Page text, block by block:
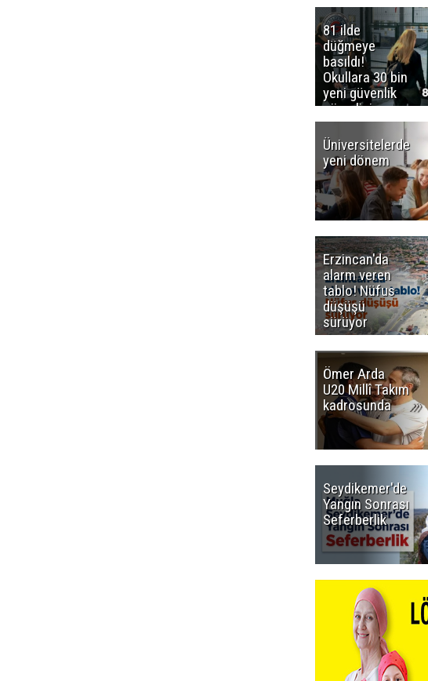
81 ilde
düğmeye
basıldı!
Okullara 30 bin
yeni güvenlik
görevlisi
Üniversitelerde
yeni dönem
Erzincan'da
alarm veren
tablo! Nüfus
düşüşü
sürüyor
Ömer Arda
U20 Millî Takım
kadrosunda
Seydikemer'de
Yangın Sonrası
Seferberlik